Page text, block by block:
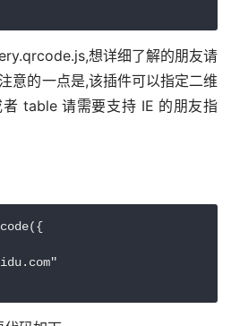
想详细了解的朋友请
意的一点是,该插件可以指定二维
table 请需要支持 IE 的朋友指